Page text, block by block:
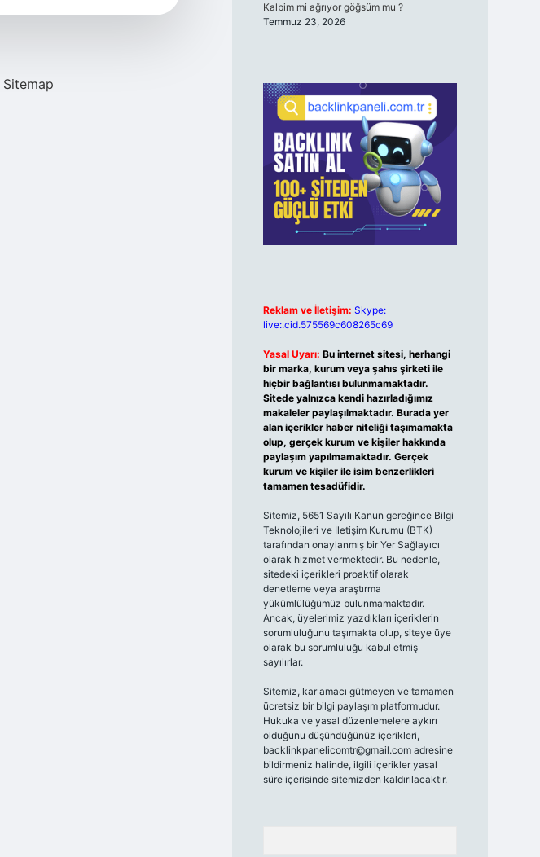
Sitemap
Kalbim mi ağrıyor göğsüm mu ?
Temmuz 23, 2026
Reklam ve İletişim: Skype:
live:.cid.575569c608265c69
Yasal Uyarı: Bu internet sitesi, herhangi
bir marka, kurum veya şahıs şirketi ile
hiçbir bağlantısı bulunmamaktadır.
Sitede yalnızca kendi hazırladığımız
makaleler paylaşılmaktadır. Burada yer
alan içerikler haber niteliği taşımamakta
olup, gerçek kurum ve kişiler hakkında
paylaşım yapılmamaktadır. Gerçek
kurum ve kişiler ile isim benzerlikleri
tamamen tesadüfidir.
Sitemiz, 5651 Sayılı Kanun gereğince Bilgi
Teknolojileri ve İletişim Kurumu (BTK)
tarafından onaylanmış bir Yer Sağlayıcı
olarak hizmet vermektedir. Bu nedenle,
sitedeki içerikleri proaktif olarak
denetleme veya araştırma
yükümlülüğümüz bulunmamaktadır.
Ancak, üyelerimiz yazdıkları içeriklerin
sorumluluğunu taşımakta olup, siteye üye
olarak bu sorumluluğu kabul etmiş
sayılırlar.
Sitemiz, kar amacı gütmeyen ve tamamen
ücretsiz bir bilgi paylaşım platformudur.
Hukuka ve yasal düzenlemelere aykırı
olduğunu düşündüğünüz içerikleri,
backlinkpanelicomtr@gmail.comadresine
bildirmeniz halinde, ilgili içerikler yasal
süre içerisinde sitemizden kaldırılacaktır.